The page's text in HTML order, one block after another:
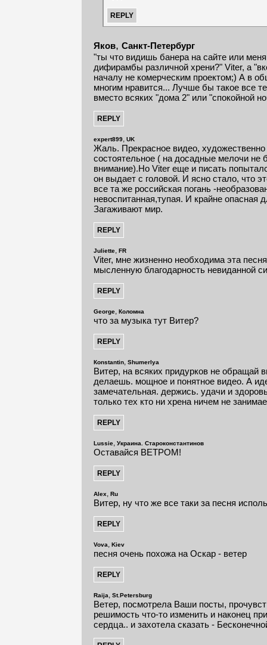
Яков, Санкт-Петербург
"ты что видишь банера на сайте или
дифирамбы различной хрени?" Viter, а
началу не комерческим проектом;) А в
многим нравится... Лучше бы такое все
вместо всяких "дома 2" или "спокойной
expert899, UK
Жаль. Прекрасное видео, художественно
состоятельное ( на досадные мелочи не
внимание).Но Viter еще и писать
он выдает с головой. И ясно стало, что
все та же российская погань -
невоспитанная,тупая. И крайне опасная
Загаживают мир.
Juliette, FR
Viter, мне жизненно необходима эта
мысленную благодарность невиданной
George, Коломна
что за музыка тут Витер?
Кonstantin, Shumerlya
Витер, на всяких придурков не обращай
делаешь. мощное и понятное видео. А
замечательная. держись. удачи и
только тех кто ни хрена ничем не
Lussie, Украина. Староконстантинов
Оставайся ВЕТРОМ!
Alex, Ru
Витер, ну что же все таки за песня
Vova, Kiev
песня очень похожа на Оскар - ветер
Raija, St.Petersburg
Ветер, посмотрела Ваши посты,
решимость что-то изменить и наконец
сердца.. и захотела сказать -